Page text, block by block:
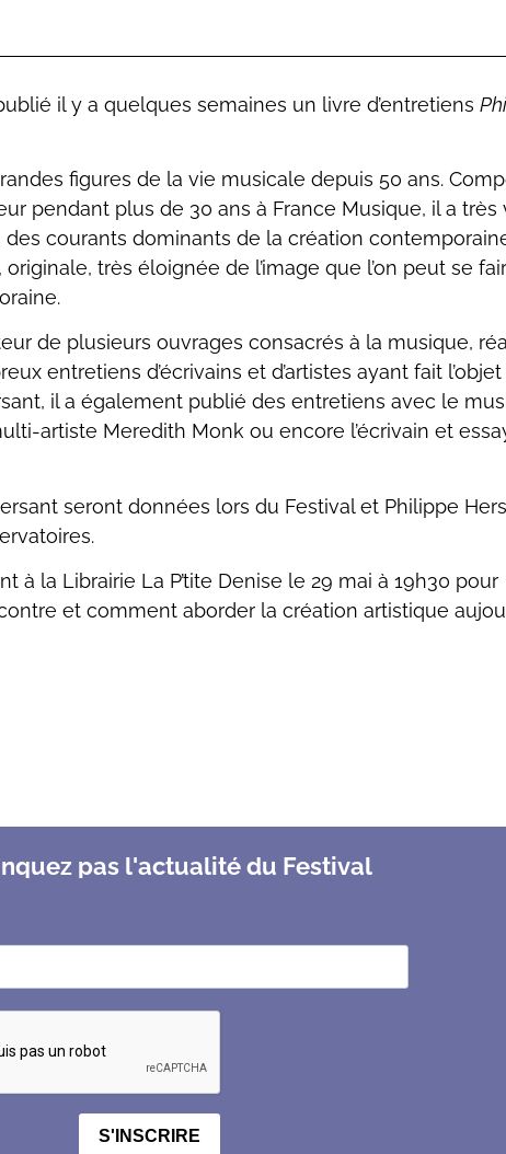
il y a quelques semaines un livre d’entretiens
figures de la vie musicale depuis 50 ans.
pendant plus de 30 ans à France Musique, il a très
courants dominants de la création
très éloignée de l’image que l’on peut se
de plusieurs ouvrages consacrés à la musique,
entretiens d’écrivains et d’artistes ayant fait
il a également publié des entretiens avec le
artiste Meredith Monk ou encore l’écrivain et
seront données lors du Festival et Philippe
à la Librairie La P’tite Denise le 29 mai à 19h30 pour
et comment aborder la création artistique
pas l'actualité du Festival
S'INSCRIRE